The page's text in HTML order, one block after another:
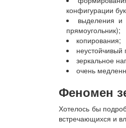
конфигурации
выделения и
прямоугольник);
копирования;
зеркальное
очень
Феномен
Хотелось бы
встречающихся и